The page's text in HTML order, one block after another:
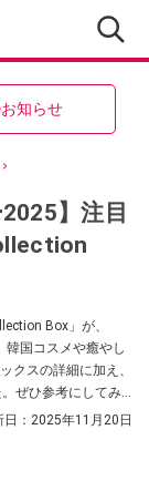
知らせ
】注目
Box」が、
国コスメや癒やし
クスの詳細に加え、
ぜひ参考にしてみ
： 2025年11月20日